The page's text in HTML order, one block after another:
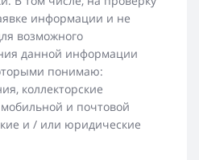
информации и не
возможного
данной информации
понимаю:
коллекторские
и почтовой
и / или юридические